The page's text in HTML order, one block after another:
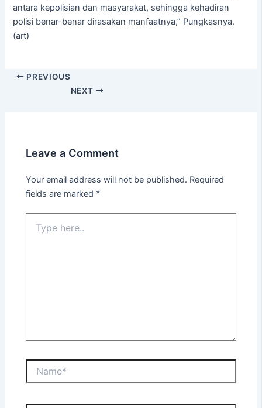
antara kepolisian dan masyarakat, sehingga kehadiran
polisi benar-benar dirasakan manfaatnya,” Pungkasnya.
(art)
PREVIOUS
NEXT
Leave a Comment
Your email address will not be published. Required
fields are marked *
here..